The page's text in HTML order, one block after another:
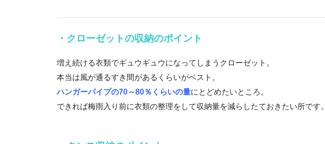
・クローゼットの収納のポイント
増え続ける衣類でギュウギュウになってしまうクローゼット。
本当は風が通るすき間があるくらいがベスト。
ハンガーパイプの70～80％くらいの量にとどめたいところ。
できれば梅雨入り前に衣類の整理をして収納量を減らしたておきたい所です。